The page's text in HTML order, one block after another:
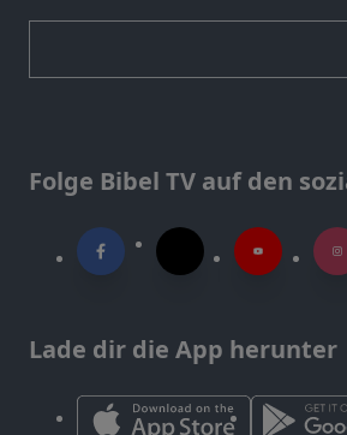
Folge Bibel TV auf den
Lade dir die App herunter